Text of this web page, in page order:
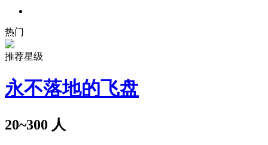
热门
推荐星级
永不落地的飞盘
20~300 人